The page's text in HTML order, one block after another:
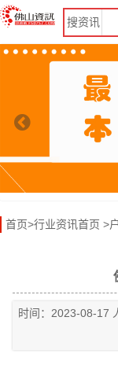
搜资讯
首页>行业资讯首页 >
时间：2023-08-17